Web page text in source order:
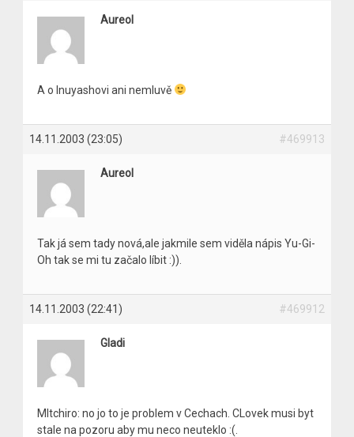
Aureol
A o Inuyashovi ani nemluvě
14.11.2003 (23:05) #469913
Aureol
Tak já sem tady nová,ale jakmile sem viděla nápis Yu-Gi-
Oh tak se mi tu začalo líbit :)).
14.11.2003 (22:41) #469912
Gladi
Mltchiro: no jo to je problem v Cechach. CLovek musi byt
stale na pozoru aby mu neco neuteklo :(.